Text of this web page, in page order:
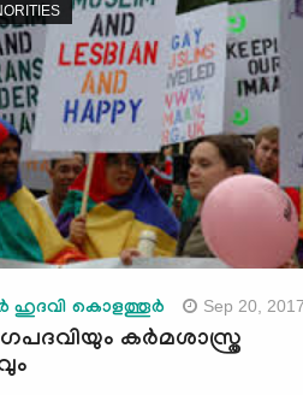
കൊളത്തൂര്‍ Sep 20,
കര്‍മശാസ്ത്ര